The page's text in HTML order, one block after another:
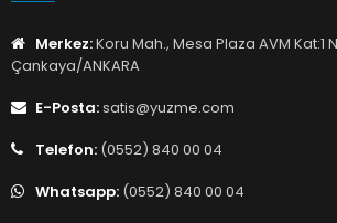
Merkez:Koru Mah., Mesa Plaza AVM Kat:1
Çankaya/ANKARA
E-Posta:satis@yuzme.com
Telefon: (0552) 840 00 04
Whatsapp: (0552) 840 00 04